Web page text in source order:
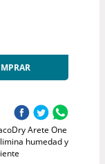
Arete One
humedad y